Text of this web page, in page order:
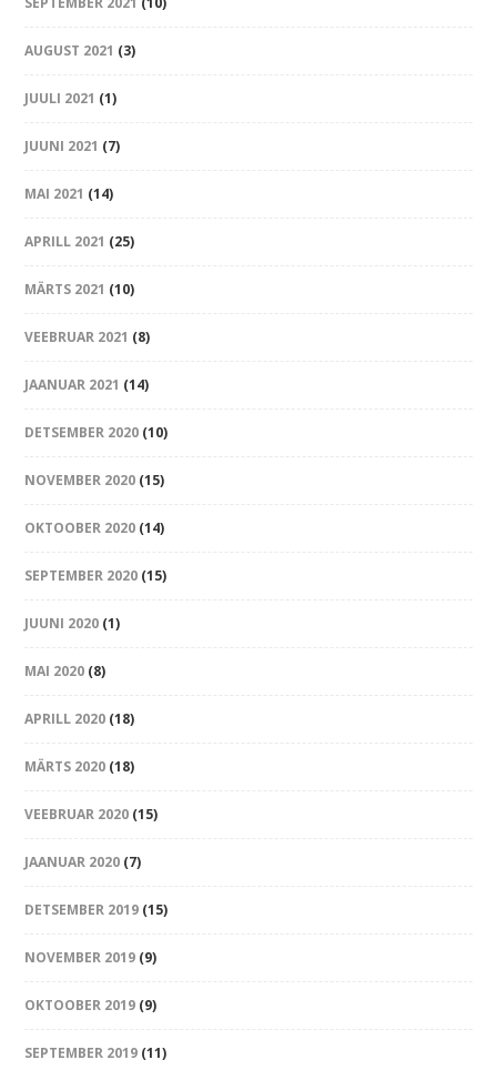
AUGUST 2021 (3)
JUULI 2021 (1)
JUUNI 2021 (7)
MAI 2021 (14)
APRILL 2021 (25)
MÄRTS 2021 (10)
VEEBRUAR 2021 (8)
JAANUAR 2021 (14)
DETSEMBER 2020 (10)
NOVEMBER 2020 (15)
OKTOOBER 2020 (14)
SEPTEMBER 2020 (15)
JUUNI 2020 (1)
MAI 2020 (8)
APRILL 2020 (18)
MÄRTS 2020 (18)
VEEBRUAR 2020 (15)
JAANUAR 2020 (7)
DETSEMBER 2019 (15)
NOVEMBER 2019 (9)
OKTOOBER 2019 (9)
SEPTEMBER 2019 (11)